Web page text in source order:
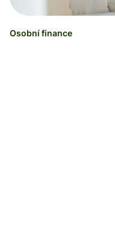
Osobní finance